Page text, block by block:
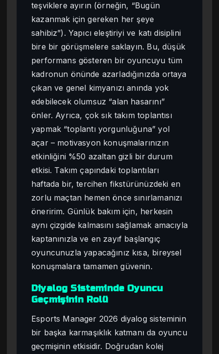
teşviklere ayırın (örneğin, “Bugün
kazanmak için gereken her şeye
sahibiz”). Yapıcı eleştiriyi ve katı disiplini
bire bir görüşmelere saklayın. Bu, düşük
performans gösteren bir oyuncuyu tüm
kadronun önünde azarladığınızda ortaya
çıkan ve genel kimyanızı anında yok
edebilecek olumsuz “alan hasarını”
önler. Ayrıca, çok sık takım toplantısı
yapmak “toplantı yorgunluğuna” yol
açar – motivasyon konuşmalarınızın
etkinliğini %50 azaltan gizli bir durum
etkisi. Takım çapındaki toplantıları
haftada bir, tercihen fikstürünüzdeki en
zorlu maçtan hemen önce sınırlamanızı
öneririm. Günlük bakım için, herkesin
aynı çizgide kalmasını sağlamak amacıyla
kaptanınızla ve en zayıf başlangıç
oyuncunuzla yapacağınız kısa, bireysel
konuşmalara tamamen güvenin.
Diyalog Sisteminde Oyuncu
Geçmişinin Rolü
Esports Manager 2026 diyalog sisteminin
bir başka karmaşıklık katmanı da oyuncu
geçmişinin etkisidir. Doğrudan kolej